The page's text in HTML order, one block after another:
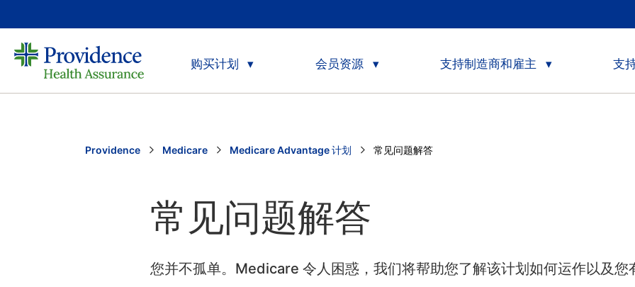
购买计划 会员资源 支持制造商和雇主 支
Providence Medicare Medicare Advantage 计划 Current:
常见问题解答
常见问题解答
您并不孤单。Medicare 令人困惑，我们将帮助您了解该计划如何运作以及您